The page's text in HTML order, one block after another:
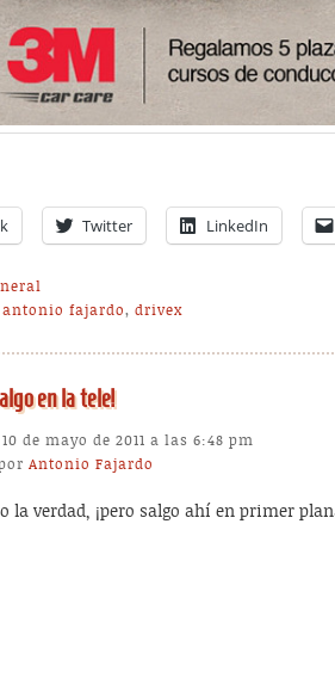
Twitter LinkedIn
antonio fajardo,drivex
en la tele!
de mayo de 2011 a las 6:48 pm
Antonio Fajardo
la verdad, ¡pero salgo ahí en primer